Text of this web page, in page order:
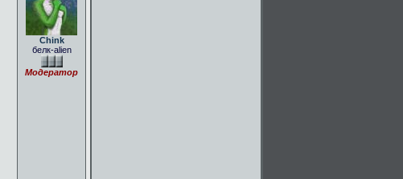
Chink
белк-alien
Модератор